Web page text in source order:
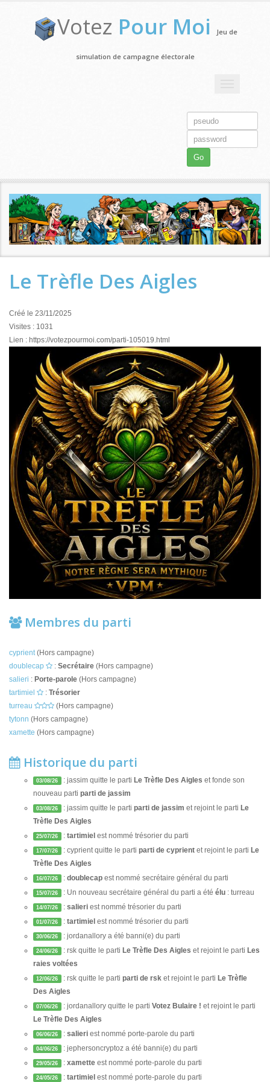
Votez Pour Moi Jeu de
simulation de campagne électorale
Go
Le Trèfle Des Aigles
Créé le 23/11/2025
Visites : 1031
Lien : https://votezpourmoi.com/parti-105019.html
Membres du parti
cyprient (Hors campagne)
doublecap
: Secrétaire (Hors campagne)
salieri : Porte-parole (Hors campagne)
tartimiel
: Trésorier
turreau
(Hors campagne)
tytonn (Hors campagne)
xamette (Hors campagne)
Historique du parti
03/08/26 : jassim quitte le parti Le Trèfle Des Aigles et fonde son
nouveau parti parti de jassim
03/08/26 : jassim quitte le parti parti de jassim et rejoint le parti Le
Trèfle Des Aigles
25/07/26 : tartimielest nommé trésorier du parti
17/07/26 : cyprient quitte le parti parti de cyprientet rejoint le parti Le
Trèfle Des Aigles
16/07/26 : doublecapest nommé secrétaire général du parti
15/07/26 : Un nouveau secrétaire général du parti a été élu: turreau
14/07/26 : salieriest nommé trésorier du parti
01/07/26 : tartimielest nommé trésorier du parti
30/06/26 : jordanallory a été banni(e) du parti
24/06/26 : rsk quitte le parti Le Trèfle Des Aigles et rejoint le parti Les
raies voltées
12/06/26 : rsk quitte le parti parti de rsket rejoint le parti Le Trèfle
Des Aigles
07/06/26 : jordanallory quitte le parti Votez Bulaire ! et rejoint le parti
Le Trèfle Des Aigles
06/06/26 : salieriest nommé porte-parole du parti
04/06/26 : jephersoncryptoz a été banni(e) du parti
29/05/26 : xametteest nommé porte-parole du parti
24/05/26 : tartimielest nommé porte-parole du parti